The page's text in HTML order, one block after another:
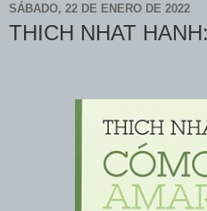
SÁBADO, 22 DE ENERO DE 2022
THICH NHAT